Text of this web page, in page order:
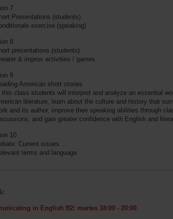
7
Presentations (students)
exercise (speaking)
8
presentations (students)
& improv activities / games
9
American short stories
this class students will interpret and analyze an essential
literature, learn about the culture and history that
and its author, improve their speaking abilities through
and gain greater confidence with English and
10
Current issues
terms and language
in English B2: martes 18:00 - 20:00